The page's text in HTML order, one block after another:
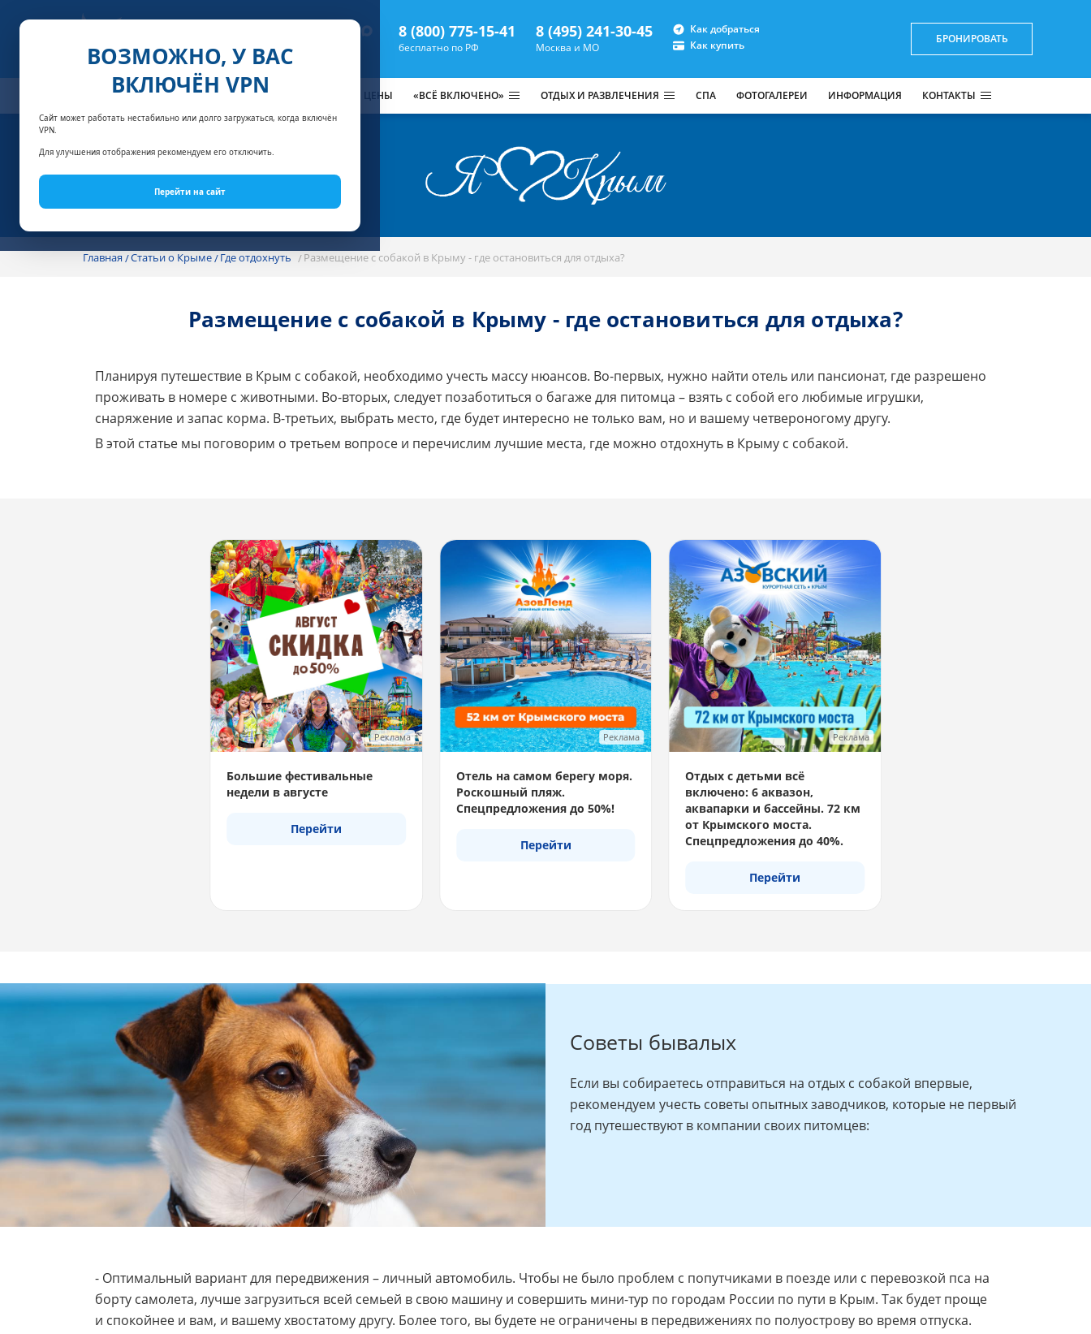
ВОЗМОЖНО, У ВАС
ВКЛЮЧЁН VPN
Сайт может работать нестабильно или долго загружаться, когда включён
VPN.
Для улучшения отображения рекомендуем его отключить.
Перейти на сайт
8 (800) 775-15-41
бесплатно по РФ
8 (495) 241-30-45
Москва и МО
Как добраться
Как купить
БРОНИРОВАТЬ
СПЕЦПРЕДЛОЖЕНИЯ АКЦИИ НОМЕРА И ЦЕНЫ «ВСЁ ВКЛЮЧЕНО» ОТДЫХ И РАЗВЛЕЧЕНИЯ СПА ФОТОГАЛЕРЕИ ИНФОРМАЦИЯ КОНТАКТЫ
Главная Статьи о Крыме Где отдохнуть Размещение с собакой в Крыму - где остановиться для отдыха?
Размещение с собакой в Крыму - где остановиться для отдыха?
Планируя путешествие в Крым с собакой, необходимо учесть массу нюансов. Во-первых, нужно найти отель или пансионат, где разрешено
проживать в номере с животными. Во-вторых, следует позаботиться о багаже для питомца – взять с собой его любимые игрушки,
снаряжение и запас корма. В-третьих, выбрать место, где будет интересно не только вам, но и вашему четвероногому другу.
В этой статье мы поговорим о третьем вопросе и перечислим лучшие места, где можно отдохнуть в Крыму с собакой.
Реклама
Большие фестивальные
недели в августе
Перейти
Реклама
Отель на самом берегу моря.
Роскошный пляж.
Спецпредложения до 50%!
Перейти
Реклама
Отдых с детьми всё
включено: 6 аквазон,
аквапарки и бассейны. 72 км
от Крымского моста.
Спецпредложения до 40%.
Перейти
Советы бывалых
Если вы собираетесь отправиться на отдых с собакой впервые,
рекомендуем учесть советы опытных заводчиков, которые не первый
год путешествуют в компании своих питомцев:
- Оптимальный вариант для передвижения – личный автомобиль. Чтобы не было проблем с попутчиками в поезде или с перевозкой пса на
борту самолета, лучше загрузиться всей семьей в свою машину и совершить мини-тур по городам России по пути в Крым. Так будет проще
и спокойнее и вам, и вашему хвостатому другу. Более того, вы будете не ограничены в передвижениях по полуострову во время отпуска.